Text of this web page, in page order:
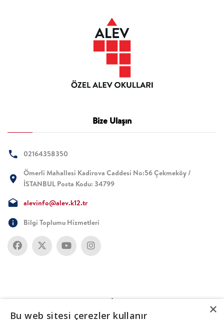
Bize Ulaşın
02164358350
Ömerli Mahallesi Kadirova Caddesi No:56 Çekmeköy /
İSTANBUL Posta Kodu: 34799
alevinfo@alev.k12.tr
Bilgi Toplumu Hizmetleri
×
Bu web sitesi çerezler kullanır